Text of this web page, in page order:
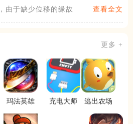
由于缺少位移的缘故，在拉查看全文
更多 +
玛法英雄 充电大师 逃出农场